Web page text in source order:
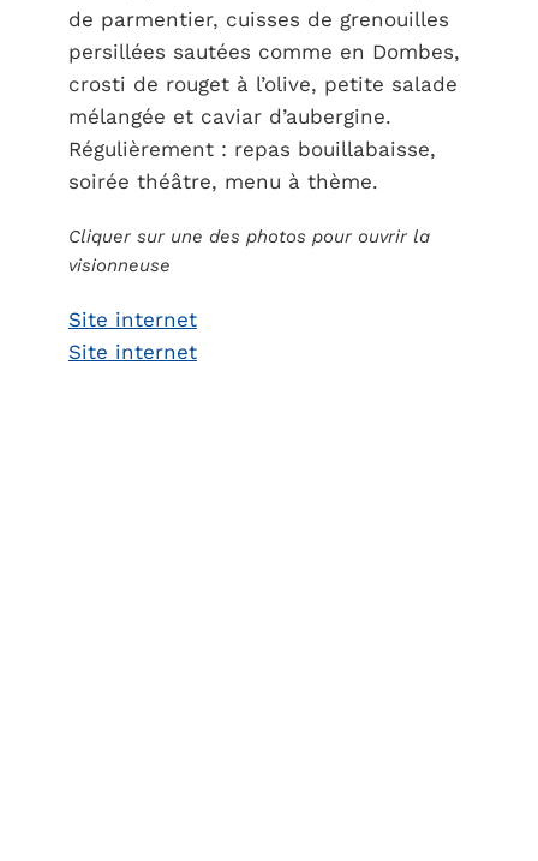
de parmentier, cuisses de grenouilles
persillées sautées comme en Dombes,
crosti de rouget à l’olive, petite salade
mélangée et caviar d’aubergine.
Régulièrement : repas bouillabaisse,
soirée théâtre, menu à thème.
Cliquer sur une des photos pour ouvrir la
visionneuse
Site internet
Site internet